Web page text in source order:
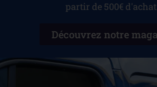
partir de 500€
Découvrez notre